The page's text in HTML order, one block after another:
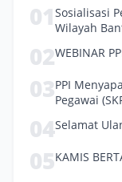
01 Sosialisasi
Wilayah
02WEBINAR
03PPI
Pegawai
04Selamat
05KAMIS